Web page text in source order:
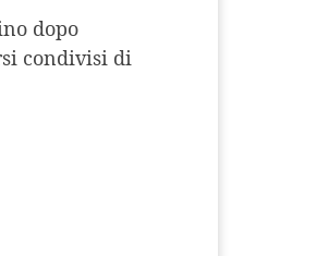
dopo
condivisi di